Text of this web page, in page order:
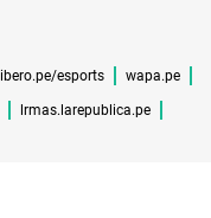
esports wapa.pe
lrmas.larepublica.pe